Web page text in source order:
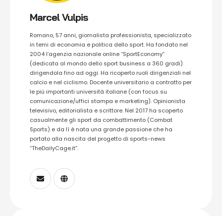
Marcel Vulpis
Romano, 57 anni, giornalista professionista, specializzato
in temi di economia e politica dello sport. Ha fondato nel
2004 l’agenzia nazionale online “SportEconomy”
(dedicata al mondo dello sport business a 360 gradi)
dirigendola fino ad oggi. Ha ricoperto ruoli dirigenziali nel
calcio e nel ciclismo. Docente universitario a contratto per
le più importanti università italiane (con focus su
comunicazione/uffici stampa e marketing). Opinionista
televisivo, editorialista e scrittore. Nel 2017 ha scoperto
casualmente gli sport da combattimento (Combat
Sports) e da lì è nata una grande passione che ha
portato alla nascita del progetto di sports-news
“TheDailyCage.it”.